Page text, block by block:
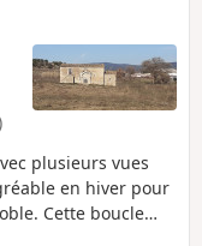
plusieurs vues
en hiver pour
Cette boucle